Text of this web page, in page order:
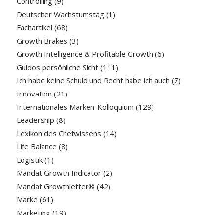
Deutscher Wachstumstag(1)
Fachartikel (68)
Growth Brakes (3)
Growth Intelligence & Profitable Growth (6)
Guidos persönliche Sicht(111)
Ich habe keine Schuld und Recht habe ich auch (7)
Innovation (21)
Internationales Marken-Kolloquium (129)
Leadership (8)
Lexikon des Chefwissens (14)
Life Balance (8)
Logistik(1)
Mandat Growth Indicator(2)
Mandat Growthletter® (42)
Marke (61)
Marketing(19)